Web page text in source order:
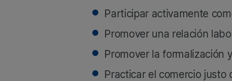
Participar activamente
Promover una relación
Promover la formalización
Practicar el comercio justo